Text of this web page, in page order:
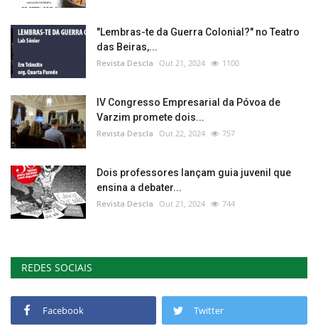
"Lembras-te da Guerra Colonial?" no Teatro
das Beiras,...
Revista Descla Out 21, 2024 1100
IV Congresso Empresarial da Póvoa de
Varzim promete dois...
Revista Descla Out 22, 2024 757
Dois professores lançam guia juvenil que
ensina a debater...
Revista Descla Out 21, 2024 744
REDES SOCIAIS
Facebook Twitter